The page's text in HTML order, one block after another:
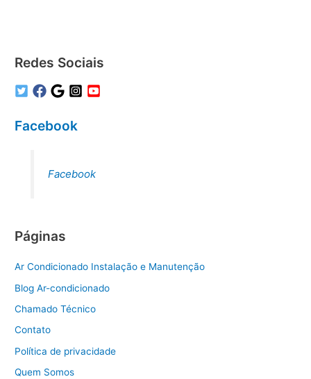
Redes Sociais
Facebook
Facebook
Páginas
Ar Condicionado Instalação e Manutenção
Blog Ar-condicionado
Chamado Técnico
Contato
Política de privacidade
Quem Somos